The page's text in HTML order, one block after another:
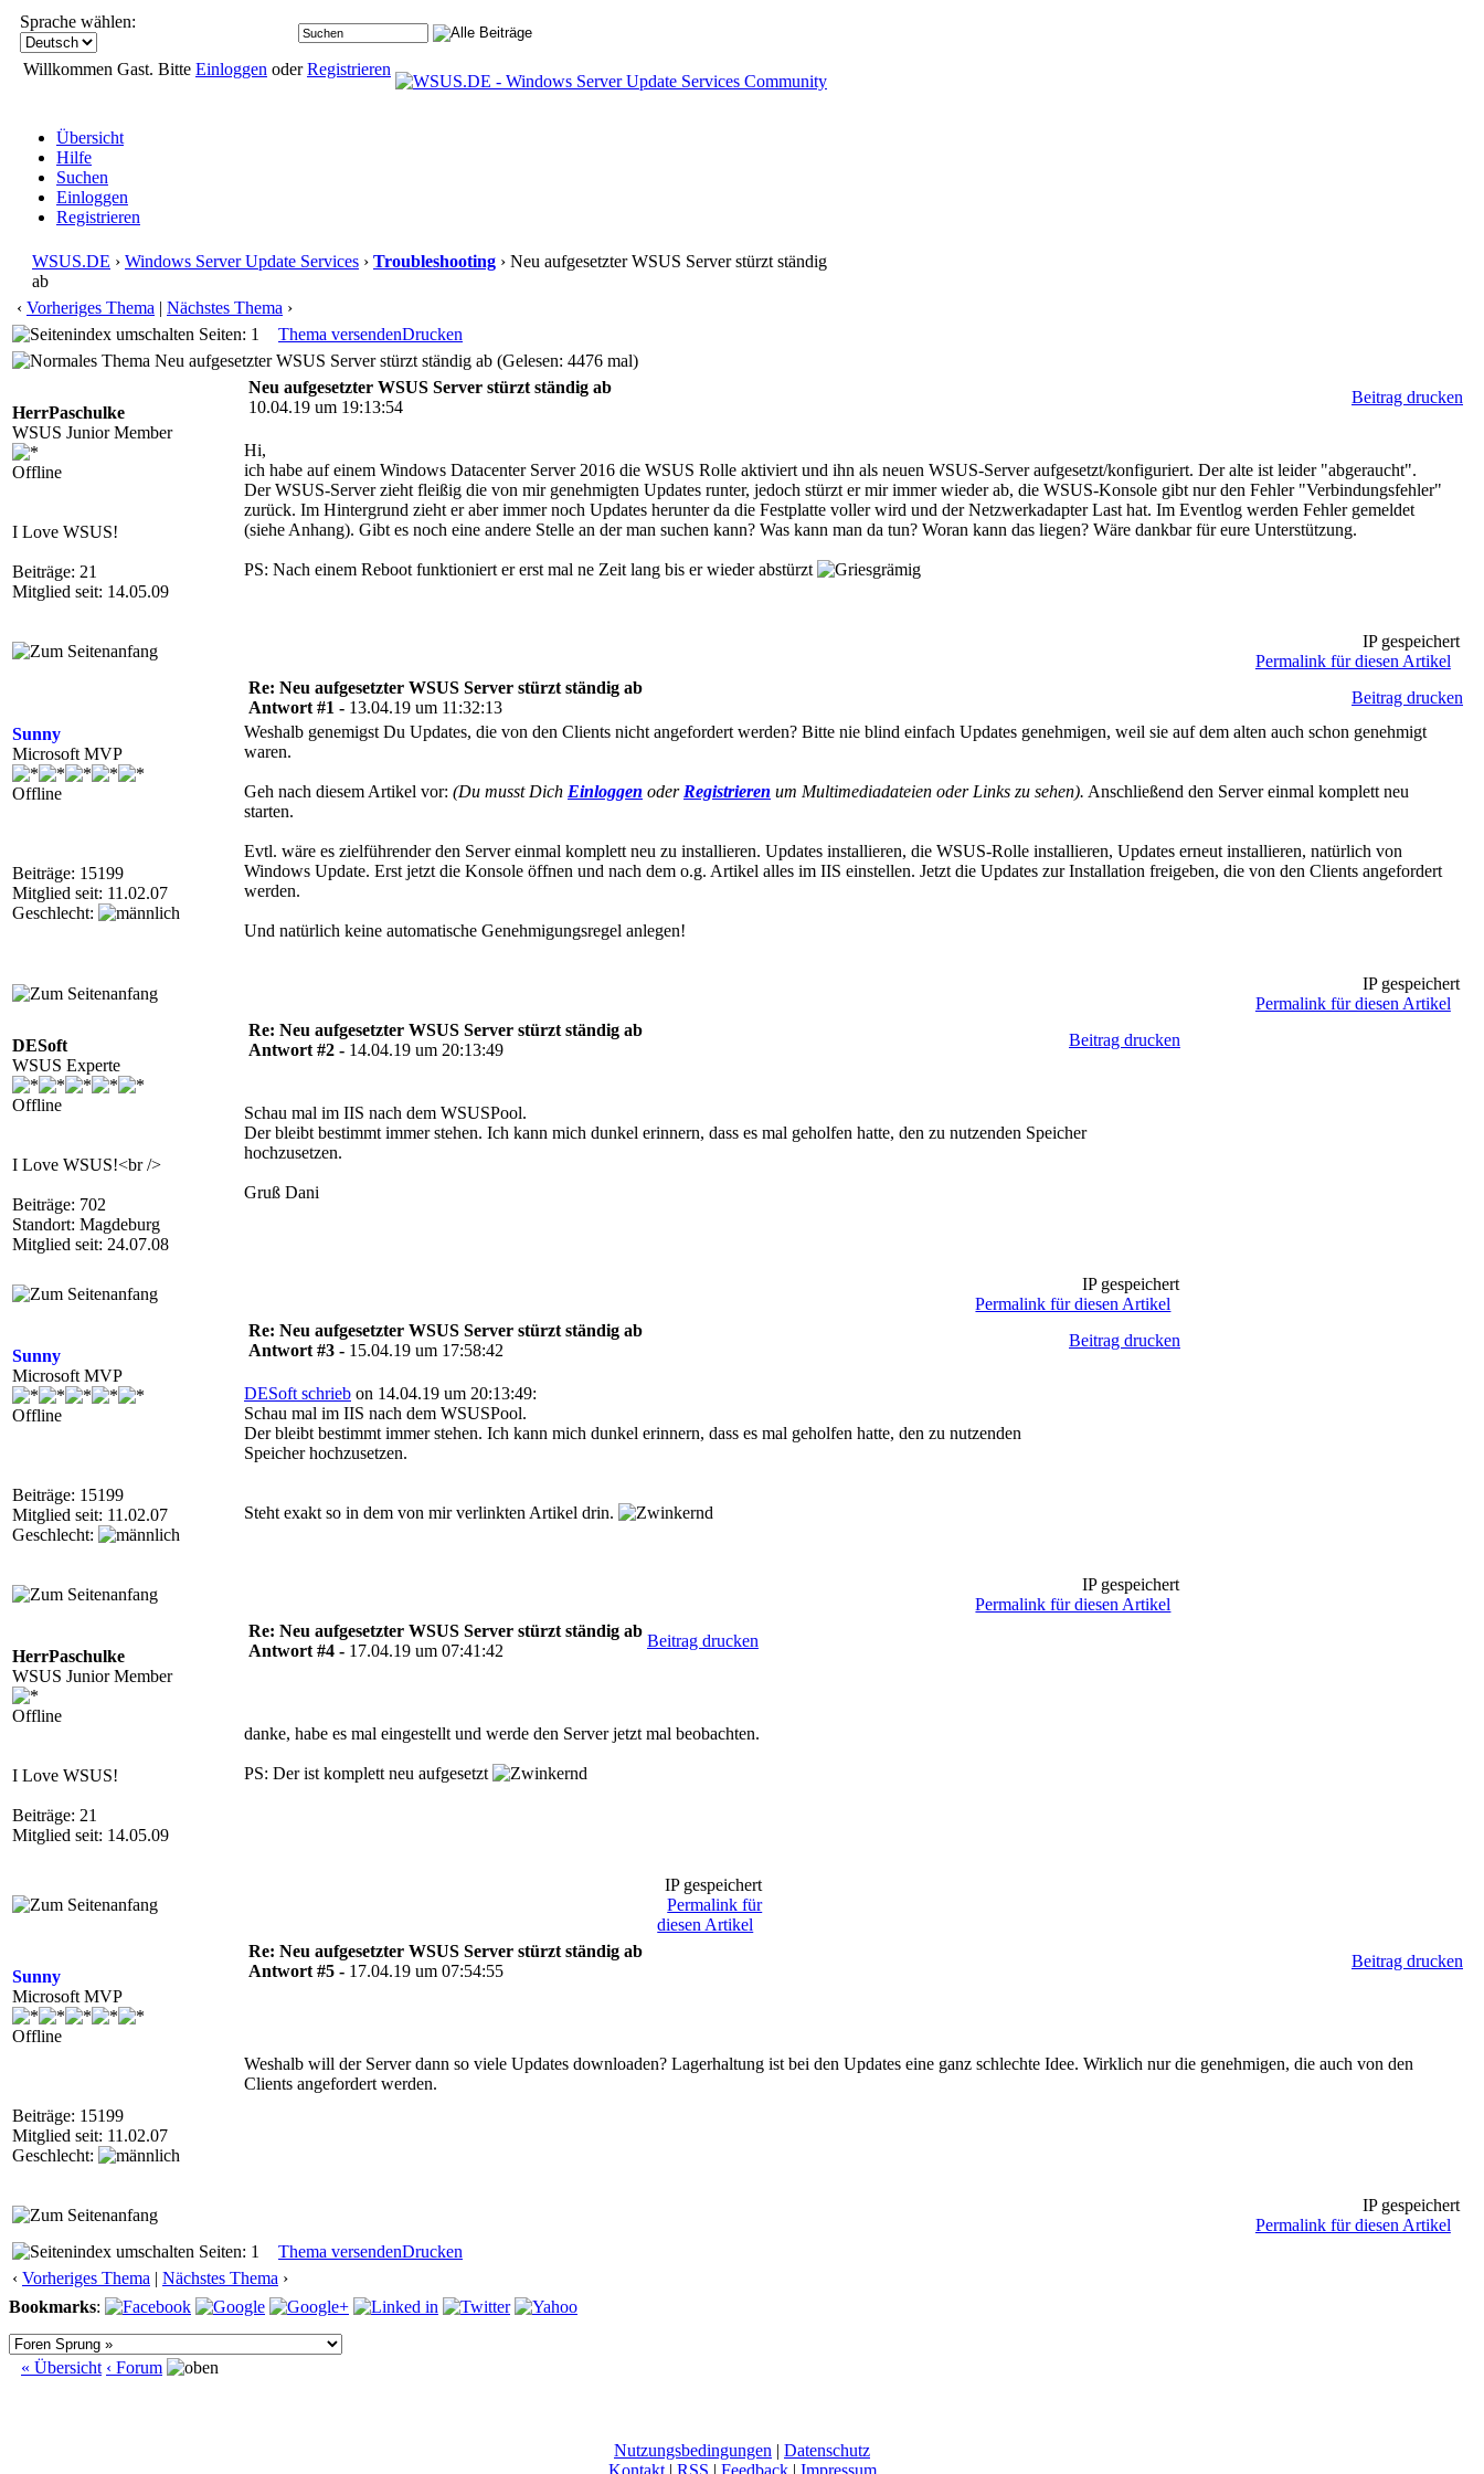
Sprache wählen:
Willkommen Gast. Bitte Einloggen oderRegistrieren
Übersicht
Hilfe
Suchen
Einloggen
Registrieren
WSUS.DE › Windows Server Update Services › Troubleshooting › Neu aufgesetzter WSUS Server stürzt ständig
ab
‹ Vorheriges Thema | Nächstes Thema ›
Seiten: 1
Thema versendenDrucken
Neu aufgesetzter WSUS Server stürzt ständig ab (Gelesen: 4476 mal)
HerrPaschulke
WSUS Junior Member
Offline
I Love WSUS!
Beiträge: 21
Mitglied seit: 14.05.09
Neu aufgesetzter WSUS Server stürzt ständig ab
10.04.19 um 19:13:54
Beitrag drucken
Hi,
ich habe auf einem Windows Datacenter Server 2016 die WSUS Rolle aktiviert und ihn als neuen WSUS-Server aufgesetzt/konfiguriert. Der alte ist leider "abgeraucht".
Der WSUS-Server zieht fleißig die von mir genehmigten Updates runter, jedoch stürzt er mir immer wieder ab, die WSUS-Konsole gibt nur den Fehler "Verbindungsfehler"
zurück. Im Hintergrund zieht er aber immer noch Updates herunter da die Festplatte voller wird und der Netzwerkadapter Last hat. Im Eventlog werden Fehler gemeldet
(siehe Anhang). Gibt es noch eine andere Stelle an der man suchen kann? Was kann man da tun? Woran kann das liegen? Wäre dankbar für eure Unterstützung.
PS: Nach einem Reboot funktioniert er erst mal ne Zeit lang bis er wieder abstürzt
IP gespeichert
Permalink für diesen Artikel
Sunny
Microsoft MVP
Offline
Beiträge: 15199
Mitglied seit: 11.02.07
Geschlecht:
Re: Neu aufgesetzter WSUS Server stürzt ständig ab
Antwort #1 - 13.04.19 um 11:32:13
Beitrag drucken
Weshalb genemigst Du Updates, die von den Clients nicht angefordert werden? Bitte nie blind einfach Updates genehmigen, weil sie auf dem alten auch schon genehmigt
waren.
Geh nach diesem Artikel vor: (Du musst Dich Einloggen oder Registrieren um Multimediadateien oder Links zu sehen). Anschließend den Server einmal komplett neu
starten.
Evtl. wäre es zielführender den Server einmal komplett neu zu installieren. Updates installieren, die WSUS-Rolle installieren, Updates erneut installieren, natürlich von
Windows Update. Erst jetzt die Konsole öffnen und nach dem o.g. Artikel alles im IIS einstellen. Jetzt die Updates zur Installation freigeben, die von den Clients angefordert
werden.
Und natürlich keine automatische Genehmigungsregel anlegen!
IP gespeichert
Permalink für diesen Artikel
DESoft
WSUS Experte
Offline
I Love WSUS!<br />
Beiträge: 702
Standort: Magdeburg
Mitglied seit: 24.07.08
Re: Neu aufgesetzter WSUS Server stürzt ständig ab
Antwort #2 - 14.04.19 um 20:13:49
Beitrag drucken
Schau mal im IIS nach dem WSUSPool.
Der bleibt bestimmt immer stehen. Ich kann mich dunkel erinnern, dass es mal geholfen hatte, den zu nutzenden Speicher
hochzusetzen.
Gruß Dani
IP gespeichert
Permalink für diesen Artikel
Sunny
Microsoft MVP
Offline
Beiträge: 15199
Mitglied seit: 11.02.07
Geschlecht:
Re: Neu aufgesetzter WSUS Server stürzt ständig ab
Antwort #3 - 15.04.19 um 17:58:42
Beitrag drucken
DESoft schrieb on 14.04.19 um 20:13:49:
Schau mal im IIS nach dem WSUSPool.
Der bleibt bestimmt immer stehen. Ich kann mich dunkel erinnern, dass es mal geholfen hatte, den zu nutzenden
Speicher hochzusetzen.
Steht exakt so in dem von mir verlinkten Artikel drin.
IP gespeichert
Permalink für diesen Artikel
HerrPaschulke
WSUS Junior Member
Offline
I Love WSUS!
Beiträge: 21
Mitglied seit: 14.05.09
Re: Neu aufgesetzter WSUS Server stürzt ständig ab
Antwort #4 - 17.04.19 um 07:41:42
Beitrag drucken
danke, habe es mal eingestellt und werde den Server jetzt mal beobachten.
PS: Der ist komplett neu aufgesetzt
IP gespeichert
Permalink für
diesen Artikel
Sunny
Microsoft MVP
Offline
Beiträge: 15199
Mitglied seit: 11.02.07
Geschlecht:
Re: Neu aufgesetzter WSUS Server stürzt ständig ab
Antwort #5 - 17.04.19 um 07:54:55
Beitrag drucken
Weshalb will der Server dann so viele Updates downloaden? Lagerhaltung ist bei den Updates eine ganz schlechte Idee. Wirklich nur die genehmigen, die auch von den
Clients angefordert werden.
IP gespeichert
Permalink für diesen Artikel
Seiten: 1
Thema versendenDrucken
‹ Vorheriges Thema | Nächstes Thema ›
Bookmarks:
« Übersicht ‹ Forum
Nutzungsbedingungen | Datenschutz
Kontakt| RSS | Feedback| Impressum